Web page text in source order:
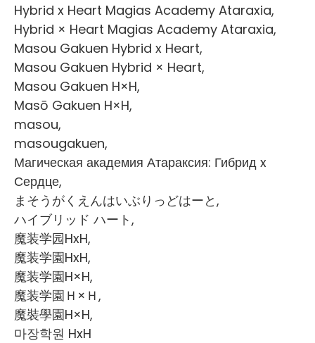
Hybrid x Heart Magias Academy Ataraxia,
Hybrid × Heart Magias Academy Ataraxia,
Masou Gakuen Hybrid x Heart,
Masou Gakuen Hybrid × Heart,
Masou Gakuen H×H,
Masō Gakuen H×H,
masou,
masougakuen,
Магическая академия Атараксия: Гибрид x
Сердце,
まそうがくえんはいぶりっどはーと,
ハイブリッド ハート,
魔装学园HxH,
魔装学園HxH,
魔装学園H×H,
魔装学園Ｈ×Ｈ,
魔裝學園H×H,
마장학원 HxH